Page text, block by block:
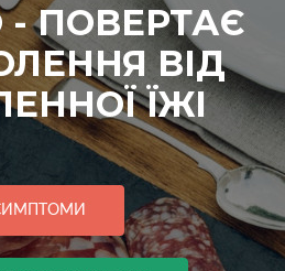
- ПОВЕРТАЄ
ВІД
ЇЖІ